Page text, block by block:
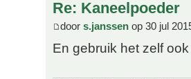
Re: Kaneelpoeder
door s.janssen op 30 jul
En gebruik het zelf